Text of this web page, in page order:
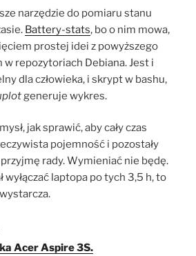
narzędzie do pomiaru stanu
Battery-stats, bo o nim mowa,
prostej idei z powyższego
repozytoriach Debiana. Jest i
dla człowieka, i skrypt w bashu,
generuje wykres.
jak sprawić, aby cały czas
pojemność i pozostały
rady. Wymieniać nie będę.
wyłączać laptopa po tych 3,5 h, to
Acer Aspire 3S.